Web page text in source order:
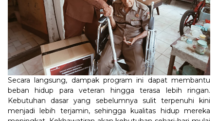
Secara langsung, dampak program ini dapat membantu
beban hidup para veteran hingga terasa lebih ringan.
Kebutuhan dasar yang sebelumnya sulit terpenuhi kini
menjadi lebih terjamin, sehingga kualitas hidup mereka